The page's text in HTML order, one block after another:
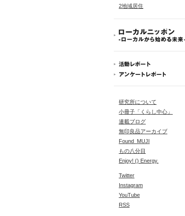
2地域居住
研究所について
小冊子「くらし中心」
連載ブログ
無印良品アーカイブ
Found_MUJI
もの八分目
Enjoy! () Energy.
Twitter
Instagram
YouTube
RSS